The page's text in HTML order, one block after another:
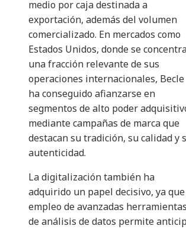
medio por caja destinada a
exportación, además del volumen
comercializado. En mercados como
Estados Unidos, donde se
una fracción relevante de sus
operaciones internacionales, Becle
ha conseguido afianzarse en
segmentos de alto poder
mediante campañas de marca que
destacan su tradición, su calidad y
autenticidad.
La digitalización también ha
adquirido un papel decisivo, ya
empleo de avanzadas herramientas
de análisis de datos permite